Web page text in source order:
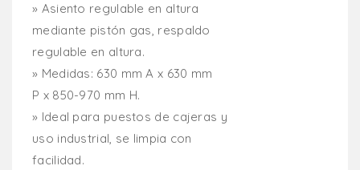
» Asiento regulable en altura
mediante pistón gas, respaldo
regulable en altura.
» Medidas: 630 mm A x 630 mm
P x 850-970 mm H.
» Ideal para puestos de cajeras y
uso industrial, se limpia con
facilidad.